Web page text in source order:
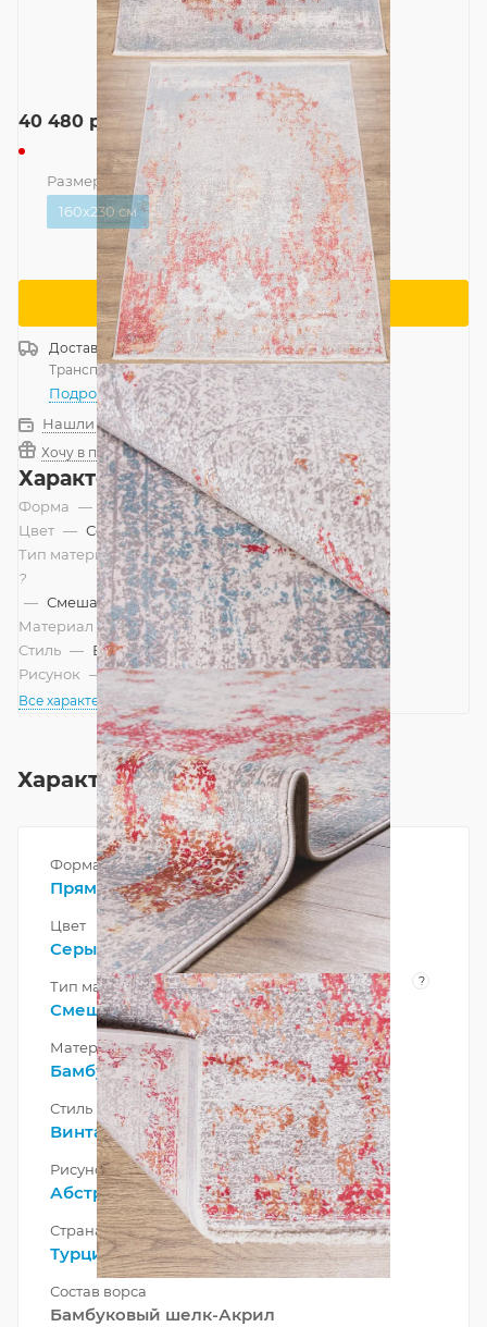
40 480 руб.
Размер
160x230 см
160x230 см
Сообщить о поступлении
ДоставкаРоссия
Транспортной компанией — бесплатно
Подробнее
Нашли дешевле?
Хочу в подарок
Характеристики
Форма — Прямоугольник
Цвет — Серый, Терракотовый
Тип материала
?
— Смешанный
Материал — Бамбуковый шелк
Стиль — Винтажный, Современный
Рисунок — Абстракция
Все характеристики
Характеристики
Форма
Прямоугольник
Цвет
Серый,Терракотовый
Тип материала ?
Смешанный
Материал
Бамбуковый шелк
Стиль
Винтажный,Современный
Рисунок
Абстракция
Страна
Турция
Состав ворса
Бамбуковый шелк-Акрил